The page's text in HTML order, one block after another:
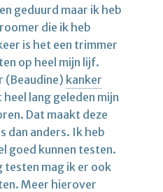
geduurd maar ik heb
die ik heb
is het een trimmer
op heel mijn lijf.
(Beaudine) kanker
lang geleden mijn
Dat maakt deze
dan anders. Ik heb
goed kunnen testen.
testen mag ik er ook
Meer hierover